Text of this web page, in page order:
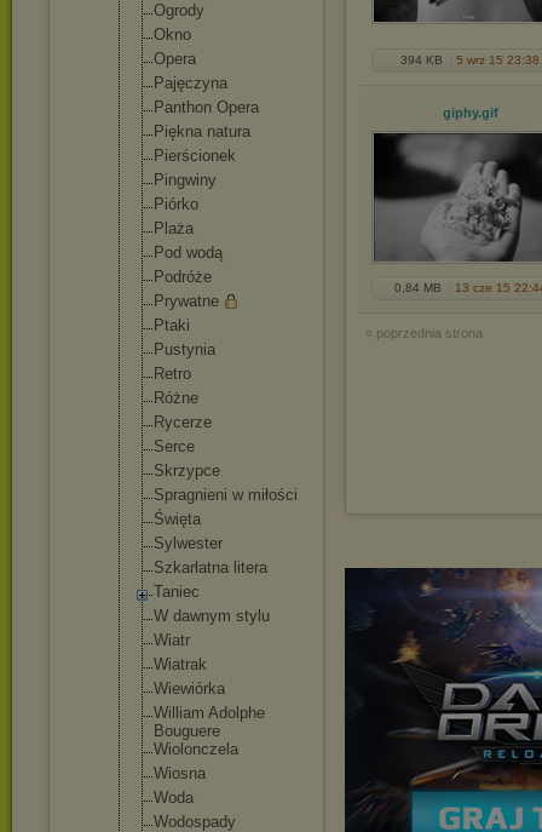
Ogrody
Okno
Opera
Pajęczyna
Panthon Opera
Piękna natura
Pierścionek
Pingwiny
Piórko
Plaża
Pod wodą
Podróże
Prywatne
Ptaki
Pustynia
Retro
Różne
Rycerze
Serce
Skrzypce
Spragnieni w miłości
Święta
Sylwester
Szkarłatna litera
Taniec
W dawnym stylu
Wiatr
Wiatrak
Wiewiórka
William Adolphe
Bouguere
Wiolonczela
Wiosna
Woda
Wodospady
394 KB 5 wrz 15 23:38
giphy.gif
0,84 MB 13 cze 15
« poprzednia strona